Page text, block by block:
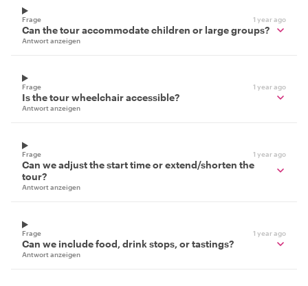
Frage 1 year ago
Can the tour accommodate children or large groups?
Antwort anzeigen
Frage 1 year ago
Is the tour wheelchair accessible?
Antwort anzeigen
Frage 1 year ago
Can we adjust the start time or extend/shorten the
tour?
Antwort anzeigen
Frage 1 year ago
Can we include food, drink stops, or tastings?
Antwort anzeigen